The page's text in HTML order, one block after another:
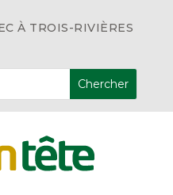
À TROIS-RIVIÈRES